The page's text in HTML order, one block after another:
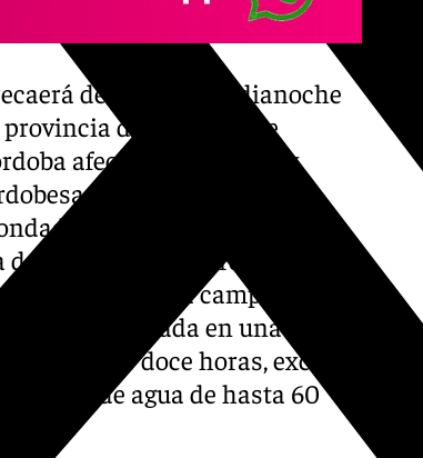
desde esta medianoche
provincia de Cádiz sobre
afectará a la Sierra y
en las tierras
y el litoral –hasta las
Sol recaerá sobre la
y Sur y a la campiña. En
acumulada en una hora
primeras doce horas, excepto
de agua de hasta 60